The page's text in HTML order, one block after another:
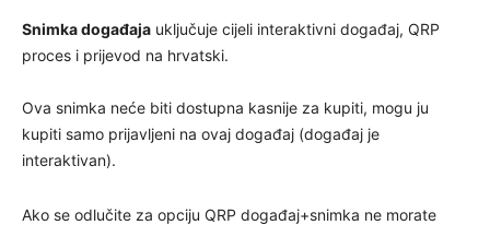
Snimka događaja uključuje cijeli interaktivni događaj, QRP
proces i prijevod na hrvatski.
Ova snimka neće biti dostupna kasnije za kupiti, mogu ju
kupiti samo prijavljeni na ovaj događaj (događaj je
interaktivan).
Ako se odlučite za opciju QRP događaj+snimka ne morate